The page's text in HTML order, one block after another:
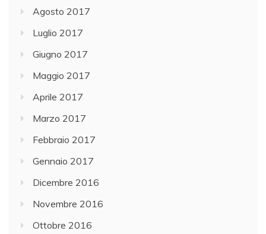
Agosto 2017
Luglio 2017
Giugno 2017
Maggio 2017
Aprile 2017
Marzo 2017
Febbraio 2017
Gennaio 2017
Dicembre 2016
Novembre 2016
Ottobre 2016